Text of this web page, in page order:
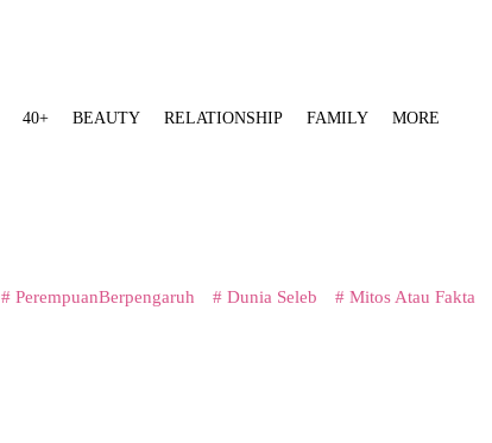
40+ BEAUTY RELATIONSHIP FAMILY MORE
# PerempuanBerpengaruh # Dunia Seleb # Mitos Atau Fakta